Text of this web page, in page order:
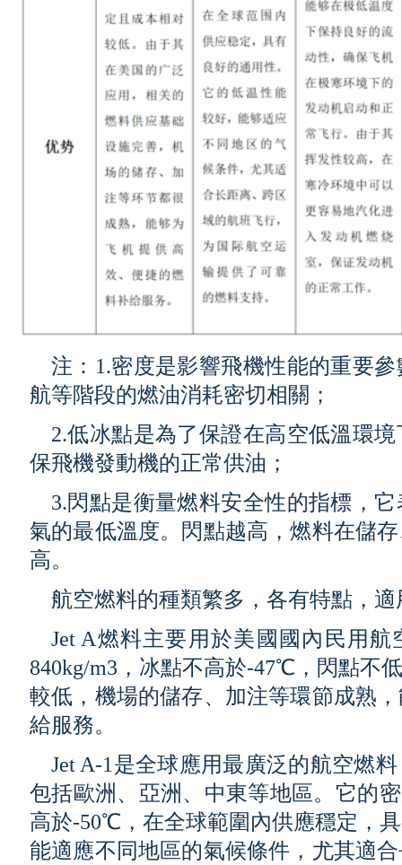
注：1.密度是影響飛機性能的重要
航等階段的燃油消耗密切相關；
2.低冰點是為了保證在高空低溫環
保飛機發動機的正常供油；
3.閃點是衡量燃料安全性的指標，
氣的最低溫度。閃點越高，燃料在儲
高。
航空燃料的種類繁多，各有特點，
Jet A燃料主要用於美國國內民用
840kg/m3，冰點不高於-47℃，閃點不
較低，機場的儲存、加注等環節成熟
給服務。
Jet A-1是全球應用最廣泛的航空燃
包括歐洲、亞洲、中東等地區。它的
高於-50℃，在全球範圍內供應穩定，
能適應不同地區的氣候條件，尤其適